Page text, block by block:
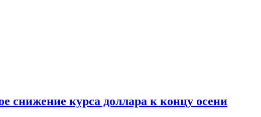
снижение курса доллара к концу осени